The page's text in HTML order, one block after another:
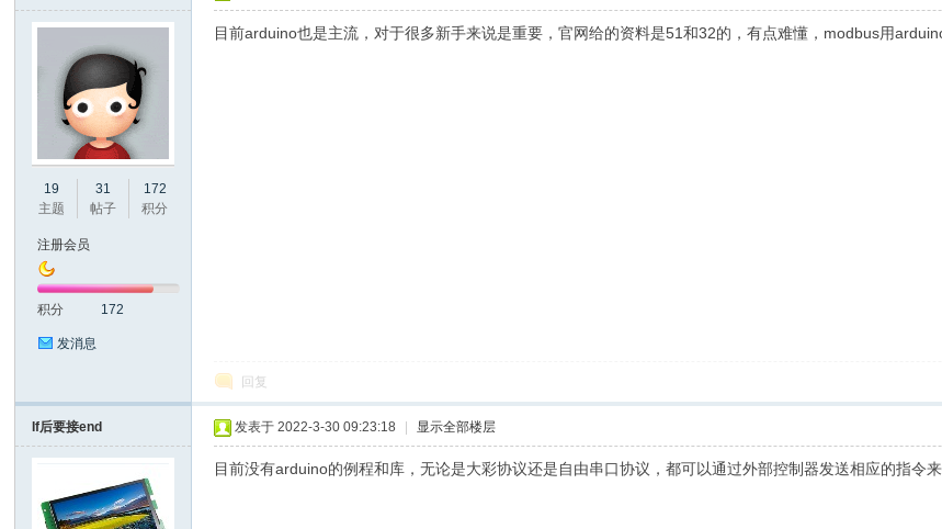
19
主题
31
帖子
172
积分
注册会员
积分 172
发消息
目前arduino也是主流，对于很多新手来说是重要，官网给的资料是51和32的，有点难懂，modbus用
回复
If后要接end 发表于 2022-3-30 09:23:18 显示全部楼层
目前没有arduino的例程和库，无论是大彩协议还是自由串口协议，都可以通过外部控制器发送相应的指令